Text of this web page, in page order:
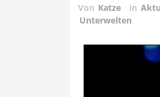
Von Katze in
Unterwelten